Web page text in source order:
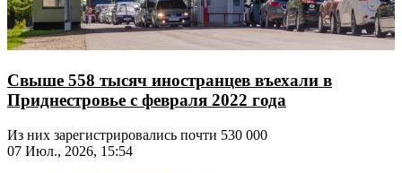
Свыше 558 тысяч иностранцев въехали в
Приднестровье с февраля 2022 года
Из них зарегистрировались почти 530 000
07 Июл., 2026, 15:54